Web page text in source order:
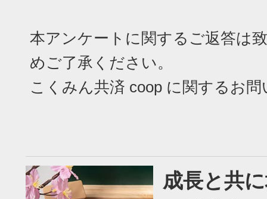
本アンケートに関するご返答は
めご了承ください。
こくみん共済 coop に関するお
成長と共